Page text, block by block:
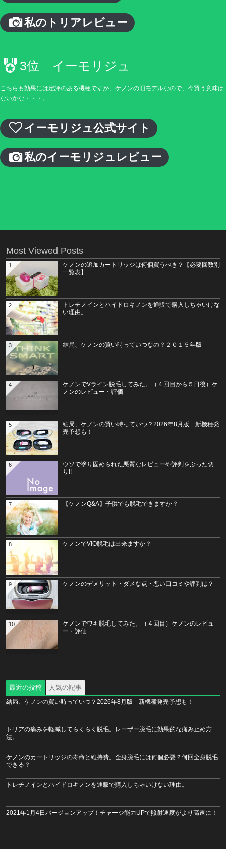
私のトリアレビュー
3位 イーモリジュ
こちらも効果には定評のある機種ですが、ケノンの旧モデルなので、今買う意味は
ないかな・・・。
イーモリジュ公式サイト
私のイーモリジュレビュー
Most Viewed Posts
ケノンの追加カートリッジは何個買うべき？【必要回数別
一覧表】
1
トレチノインとハイドロキノンを通販で購入しちゃいけな
い理由。
2
結局、ケノンの買い時っていつなの？２０１５年版
3
ケノンでVライン脱毛してみた。（４回目から５日後）ケ
ノンのレビュー・評価
4
結局、ケノンの買い時っていつ？2026年8月版 新機種発
売予想も！
5
ウソで塗り固められた悪質なレビューや評判をぶった切
り!!
6
【ケノンQ&A】子供でも脱毛できますか？
7
ケノンでVIO脱毛は出来ますか？
8
ケノンのデメリット・ダメな点・悪い口コミや評判は？
9
ケノンでワキ脱毛してみた。（４回目）ケノンのレビュ
ー・評価
10
最近の投稿 人気の記事
結局、ケノンの買い時っていつ？2026年8月版 新機種発売予想も！
トリアの痛みを軽減してらくらく脱毛。レーザー脱毛に効果的な痛み止め方
法。
ケノンのカートリッジの寿命と維持費。全身脱毛には何個必要？何回全身脱毛
できる？
トレチノインとハイドロキノンを通販で購入しちゃいけない理由。
2021年1月4日バージョンアップ！チャージ能力UPで照射速度がより高速に！